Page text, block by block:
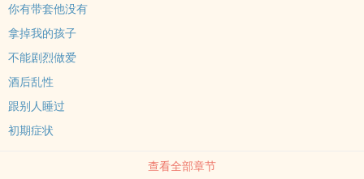
你有带套他没有
拿掉我的孩子
不能剧烈做爱
酒后乱性
跟别人睡过
初期症状
查看全部章节